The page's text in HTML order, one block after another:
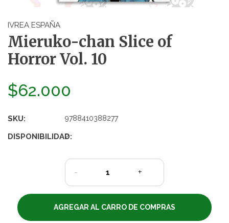
IVREA ESPAÑA
Mieruko-chan Slice of
Horror Vol. 10
$62.000
SKU: 9788410388277
DISPONIBILIDAD:
2
- +